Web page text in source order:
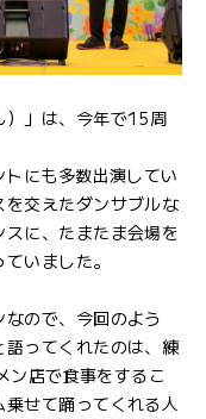
）」は、今年で15周
にも多数出演してい
交えたダンサブルな
に、たまたま会場を
いました。
ので、今回のよう
ってくれたのは、練
ン店で食事をするこ
せて踊ってくれる人